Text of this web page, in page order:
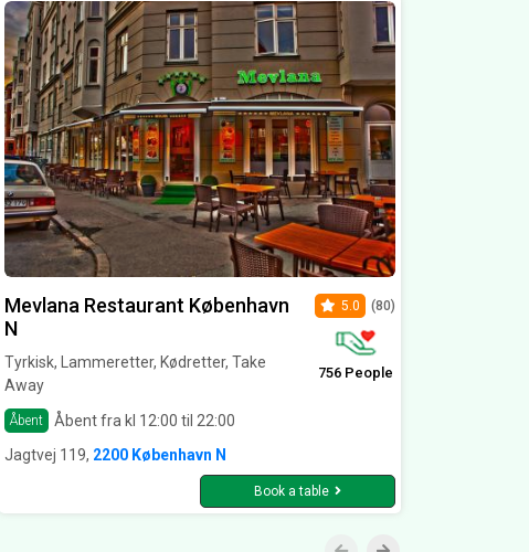
Mevlana Restaurant København
N
Tyrkisk, Lammeretter, Kødretter, Take
Away
Åbent Åbent fra kl 12:00 til 22:00
5.0 (80)
756 People
Jagtvej 119, 2200 København N
Book a table